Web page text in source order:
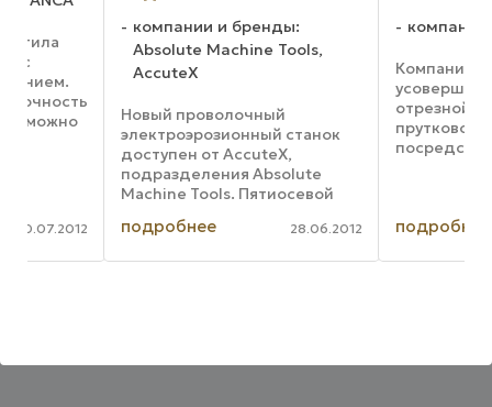
компании и бренды:
Absolute Machine Tools,
Новый проволочный
электроэрозионный станок
доступен от AccuteX,
подразделения Absolute
Machine Tools. Пятиосевой
программным управлением
подробнее 28.06.2012
компании и
Компания Pedax
отрезной станок
пруткового
посредством
данный станок
режиме. Новый
подробнее